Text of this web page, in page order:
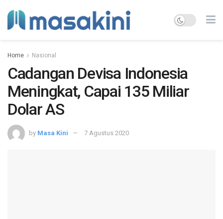
Home Nasional
Cadangan Devisa Indonesia
Meningkat, Capai 135 Miliar
Dolar AS
by Masa Kini 7 Agustus 2020